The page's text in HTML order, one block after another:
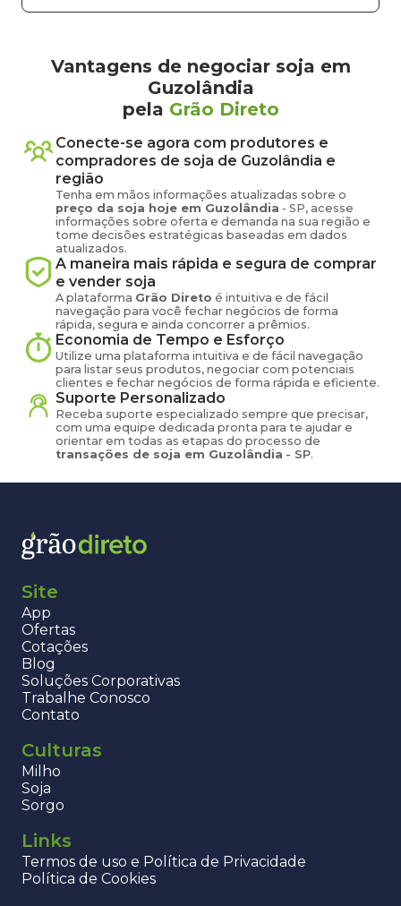
Vantagens de negociar soja em
Guzolândia
pela Grão Direto
Conecte-se agora com produtores e
compradores de soja de Guzolândia e
região
Tenha em mãos informações atualizadas sobre o
preço da soja hoje em Guzolândia - SP, acesse
informações sobre oferta e demanda na sua região e
tome decisões estratégicas baseadas em dados
atualizados.
A maneira mais rápida e segura de comprar
e vender soja
A plataforma Grão Direto é intuitiva e de fácil
navegação para você fechar negócios de forma
rápida, segura e ainda concorrer a prêmios.
Economia de Tempo e Esforço
Utilize uma plataforma intuitiva e de fácil navegação
para listar seus produtos, negociar com potenciais
clientes e fechar negócios de forma rápida e eficiente.
Suporte Personalizado
Receba suporte especializado sempre que precisar,
com uma equipe dedicada pronta para te ajudar e
orientar em todas as etapas do processo de
transações de soja em Guzolândia - SP.
Site
App
Ofertas
Cotações
Blog
Soluções Corporativas
Trabalhe Conosco
Contato
Culturas
Milho
Soja
Sorgo
Links
Termos de uso e Política de Privacidade
Política de Cookies